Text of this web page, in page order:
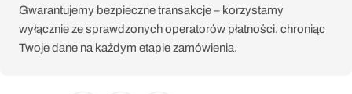
płatności
Gwarantujemy bezpieczne transakcje – korzystamy
wyłącznie ze sprawdzonych operatorów płatności, chroniąc
Twoje dane na każdym etapie zamówienia.